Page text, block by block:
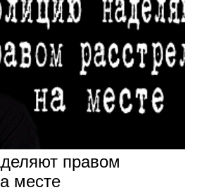
правом
месте